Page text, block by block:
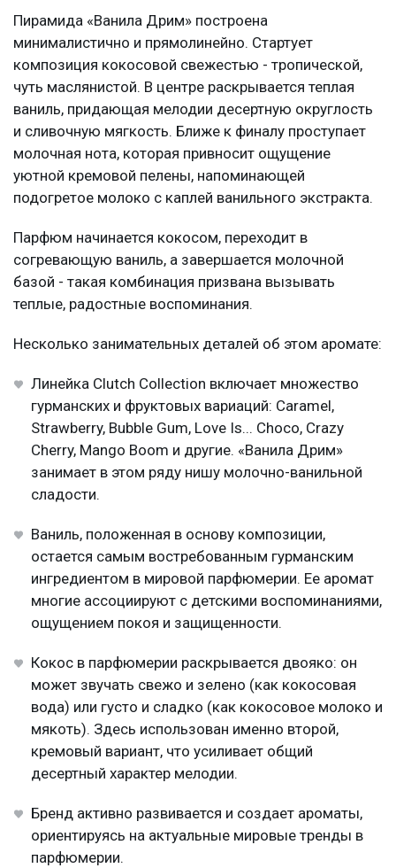
Пирамида «Ванила Дрим» построена
минималистично и прямолинейно. Стартует
композиция кокосовой свежестью - тропической,
чуть маслянистой. В центре раскрывается теплая
ваниль, придающая мелодии десертную округлость
и сливочную мягкость. Ближе к финалу проступает
молочная нота, которая привносит ощущение
уютной кремовой пелены, напоминающей
подогретое молоко с каплей ванильного экстракта.
Парфюм начинается кокосом, переходит в
согревающую ваниль, а завершается молочной
базой - такая комбинация призвана вызывать
теплые, радостные воспоминания.
Несколько занимательных деталей об этом аромате:
Линейка Clutch Collection включает множество
гурманских и фруктовых вариаций: Caramel,
Strawberry, Bubble Gum, Love Is... Choco, Crazy
Cherry, Mango Boom и другие. «Ванила Дрим»
занимает в этом ряду нишу молочно-ванильной
сладости.
Ваниль, положенная в основу композиции,
остается самым востребованным гурманским
ингредиентом в мировой парфюмерии. Ее аромат
многие ассоциируют с детскими воспоминаниями,
ощущением покоя и защищенности.
Кокос в парфюмерии раскрывается двояко: он
может звучать свежо и зелено (как кокосовая
вода) или густо и сладко (как кокосовое молоко и
мякоть). Здесь использован именно второй,
кремовый вариант, что усиливает общий
десертный характер мелодии.
Бренд активно развивается и создает ароматы,
ориентируясь на актуальные мировые тренды в
парфюмерии.